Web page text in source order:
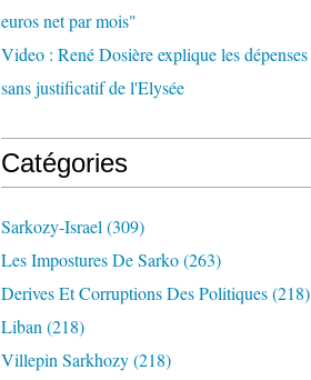
euros net par mois"
Video : René Dosière explique les dépenses
sans justificatif de l'Elysée
Catégories
Sarkozy-Israel (309)
Les Impostures De Sarko(263)
Derives Et Corruptions Des Politiques(218)
Liban (218)
Villepin Sarkhozy(218)